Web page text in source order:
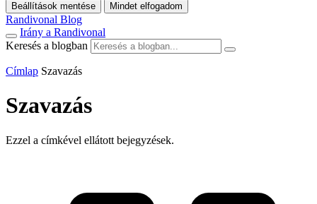
Beállítások mentése Mindet elfogadom
Randivonal Blog
Irány a Randivonal
Keresés a blogban
Címlap Szavazás
Szavazás
Ezzel a címkével ellátott bejegyzések.